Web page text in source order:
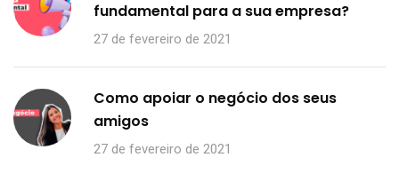
fundamental para a sua empresa?
27 de fevereiro de 2021
Como apoiar o negócio dos seus
amigos
27 de fevereiro de 2021